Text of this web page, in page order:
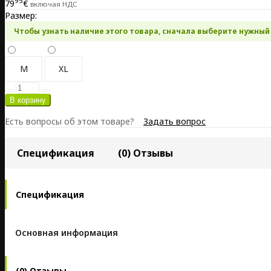
79
€ включая НДС
Размер:
Чтобы узнать наличие этого товара, сначала выберите
M XL
Есть вопросы об этом товаре? Задать вопрос
Спецификация (0) Отзывы
Спецификация
Основная информация